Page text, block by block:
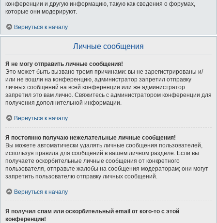
конференции и другую информацию, такую как сведения о форумах,
которые они модерируют.
Вернуться к началу
Личные сообщения
Я не могу отправить личные сообщения!
Это может быть вызвано тремя причинами: вы не зарегистрированы и/
или не вошли на конференцию, администратор запретил отправку
личных сообщений на всей конференции или же администратор
запретил это вам лично. Свяжитесь с администратором конференции для
получения дополнительной информации.
Вернуться к началу
Я постоянно получаю нежелательные личные сообщения!
Вы можете автоматически удалять личные сообщения пользователей,
используя правила для сообщений в вашем личном разделе. Если вы
получаете оскорбительные личные сообщения от конкретного
пользователя, отправьте жалобы на сообщения модераторам; они могут
запретить пользователю отправку личных сообщений.
Вернуться к началу
Я получил спам или оскорбительный email от кого-то с этой
конференции!